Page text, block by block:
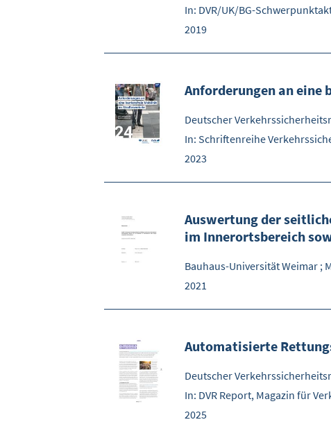
In: DVR/UK/BG-
2019
Anforderungen an
Deutscher
In: Schriftenreihe
2023
Auswertung der
im Innerortsbereich
Bauhaus-Universität Weimar ;
2021
Automatisierte
Deutscher
In: DVR Report, Magazin für
2025